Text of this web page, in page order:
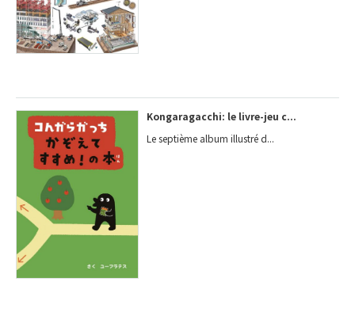
Kongaragacchi: le livre-jeu c...
Le septième album illustré d...